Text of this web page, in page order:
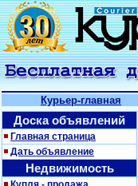
Курьер-главная
Доска объявлений
Главная страница
Дать объявление
Недвижимость